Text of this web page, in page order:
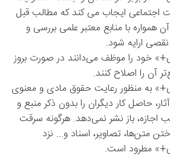
اجتماعی ایجاب می کند که مطالب قبل
همواره با منابع معتبر علمی بررسی و
ارایه شود.
خود را موظف می‌دانند در صورت بروز
آن را اصلاح کنند.
به منظور رعایت حقوق مادی و معنوی
حاصل کار دیگران را بدون ذکر منبع و
باز نشر نمی‌دهد. هرگونه سرقت
متن‌ها، تصاویر، اسناد و... نزد
مطرود است.